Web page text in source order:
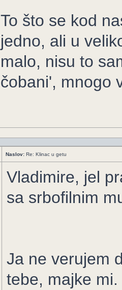
To što se kod
jedno, ali u
malo, nisu to
čobani', mnogo
Naslov: Re: Klinac u getu
Vladimire, jel
sa srbofilnim
Ja ne verujem
tebe, majke